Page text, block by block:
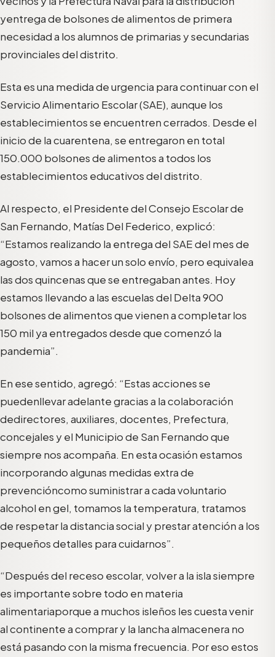
yentrega de bolsones de alimentos de primera
necesidad a los alumnos de primarias y secundarias
provinciales deldistrito.
Esta esuna medida de urgencia para continuar con el
Servicio Alimentario Escolar (SAE), aunque los
establecimientos se encuentren cerrados. Desde el
iniciode la cuarentena, se entregaron en total
150.000 bolsones de alimentos a todos los
establecimientos educativos del distrito.
Al respecto, el Presidente del Consejo Escolar de
San Fernando, Matías Del Federico, explicó:
“Estamos realizando la entrega del SAEdel mes de
agosto, vamos a hacerunsolo envío, pero equivalea
las dos quincenas que se entregaban antes. Hoy
estamos llevando a las escuelas del Delta 900
bolsones de alimentos que vienen a completar los
150 mil ya entregados desde que comenzó la
pandemia”.
En ese sentido, agregó: “Estas accionesse
puedenllevar adelante gracias a la colaboración
dedirectores, auxiliares, docentes, Prefectura,
concejales y el Municipio de San Fernandoque
siempre nos acompaña. En esta ocasión estamos
incorporando algunas medidas extrade
prevencióncomo suministrara cadavoluntario
alcohol en gel, tomamos la temperatura, tratamos
de respetarla distanciasocial y prestaratención a los
pequeños detalles paracuidarnos”.
“Después del receso escolar, volver a la islasiempre
es importantesobre todo en materia
alimentariaporque a muchos isleños les cuesta venir
al continente a comprar yla lancha almacenera no
está pasando con la misma frecuencia. Por eso estos